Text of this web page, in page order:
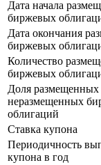
Дата начала
биржевых
Дата окончания
биржевых
Количество
биржевых
Доля размещенных
неразмещенных
облигаций
Ставка купона
Периодичность
купона в год